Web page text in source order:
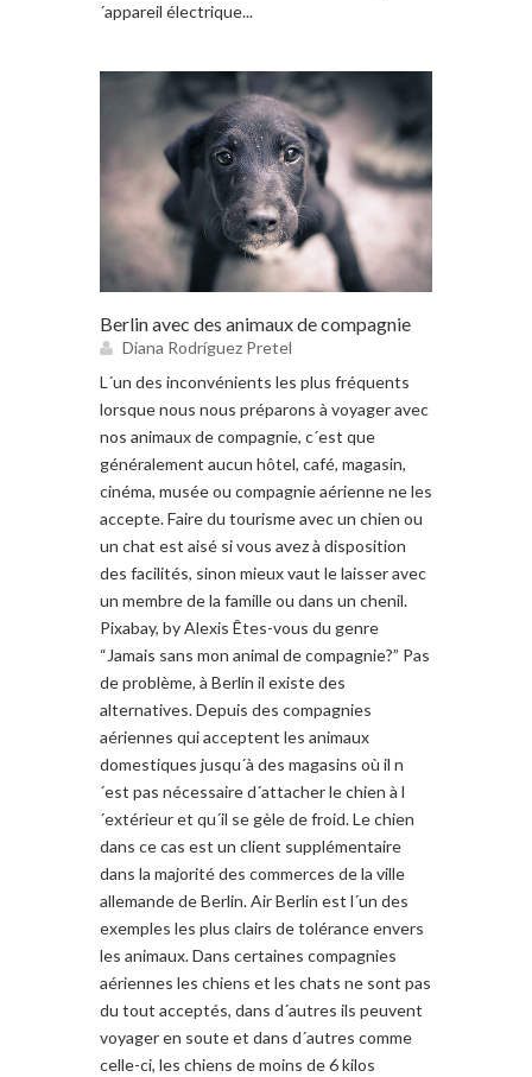
´appareil électrique...
Berlin avec des animaux de compagnie
Diana Rodríguez Pretel
L´un des inconvénients les plus fréquents
lorsque nous nous préparons à voyager avec
nos animaux de compagnie, c´est que
généralement aucun hôtel, café, magasin,
cinéma, musée ou compagnie aérienne ne les
accepte. Faire du tourisme avec un chien ou
un chat est aisé si vous avez à disposition
des facilités, sinon mieux vaut le laisser avec
un membre de la famille ou dans un chenil.
Pixabay, by Alexis Êtes-vous du genre
“Jamais sans mon animal de compagnie?” Pas
de problème, à Berlin il existe des
alternatives. Depuis des compagnies
aériennes qui acceptent les animaux
domestiques jusqu´à des magasins où il n
´est pas nécessaire d´attacher le chien à l
´extérieur et qu´il se gèle de froid. Le chien
dans ce cas est un client supplémentaire
dans la majorité des commerces de la ville
allemande de Berlin. Air Berlin est l´un des
exemples les plus clairs de tolérance envers
les animaux. Dans certaines compagnies
aériennes les chiens et les chats ne sont pas
du tout acceptés, dans d´autres ils peuvent
voyager en soute et dans d´autres comme
celle-ci, les chiens de moins de 6 kilos